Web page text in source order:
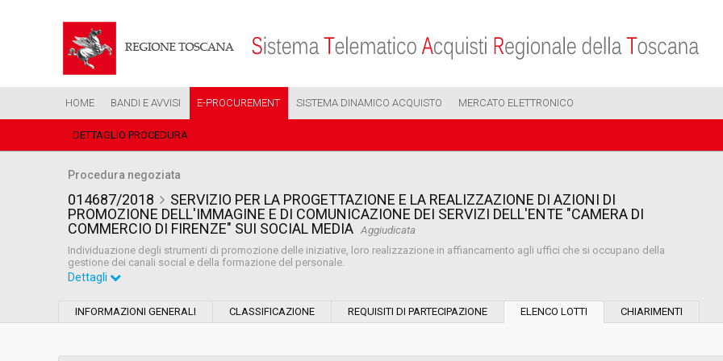
HOME BANDI E AVVISI E-PROCUREMENT SISTEMA DINAMICO ACQUISTO MERCATO ELETTRONICO
DETTAGLIO PROCEDURA
Procedura negoziata
014687/2018
SERVIZIO PER LA PROGETTAZIONE E LA REALIZZAZIONE DI AZIONI DI
PROMOZIONE DELL'IMMAGINE E DI COMUNICAZIONE DEI SERVIZI DELL'ENTE "CAMERA DI
COMMERCIO DI FIRENZE" SUI SOCIAL MEDIA Aggiudicata
Individuazione degli strumenti di promozione delle iniziative, loro realizzazione in affiancamento agli uffici che si occupano della
gestione dei canali social e della formazione del personale.
Dettagli
INFORMAZIONI GENERALI CLASSIFICAZIONE REQUISITI DI PARTECIPAZIONE ELENCO LOTTI CHIARIMENTI